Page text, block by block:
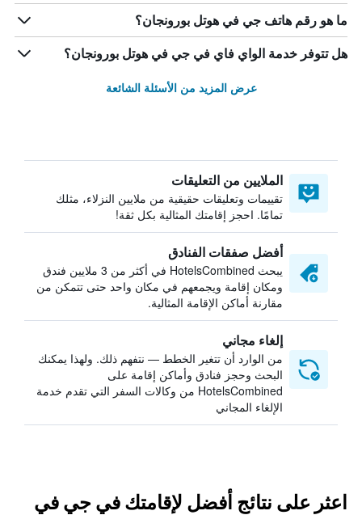
ما هو رقم هاتف جي في هوتل بورونجان؟
هل تتوفر خدمة الواي فاي في جي في هوتل بورونجان؟
عرض المزيد من الأسئلة الشائعة
الملايين من التعليقات
تقييمات وتعليقات حقيقية من ملايين النزلاء، مثلك
تمامًا. احجز إقامتك المثالية بكل ثقة!
أفضل صفقات الفنادق
يبحث HotelsCombined في أكثر من 3 ملايين فندق
ومكان إقامة ويجمعهم في مكان واحد حتى تتمكن من
مقارنة أماكن الإقامة المثالية.
إلغاء مجاني
من الوارد أن تتغير الخطط — نتفهم ذلك. ولهذا يمكنك
البحث وحجز فنادق وأماكن إقامة على
HotelsCombined من وكالات السفر التي تقدم خدمة
الإلغاء المجاني
اعثر على نتائج أفضل لإقامتك في جي في